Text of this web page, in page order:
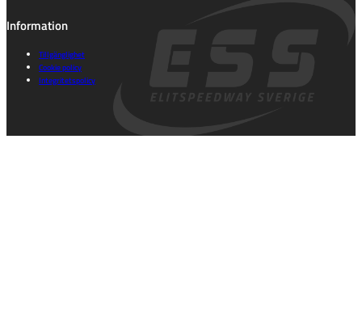
Information
Tillgänglighet
Cookie policy
Integritetspolicy